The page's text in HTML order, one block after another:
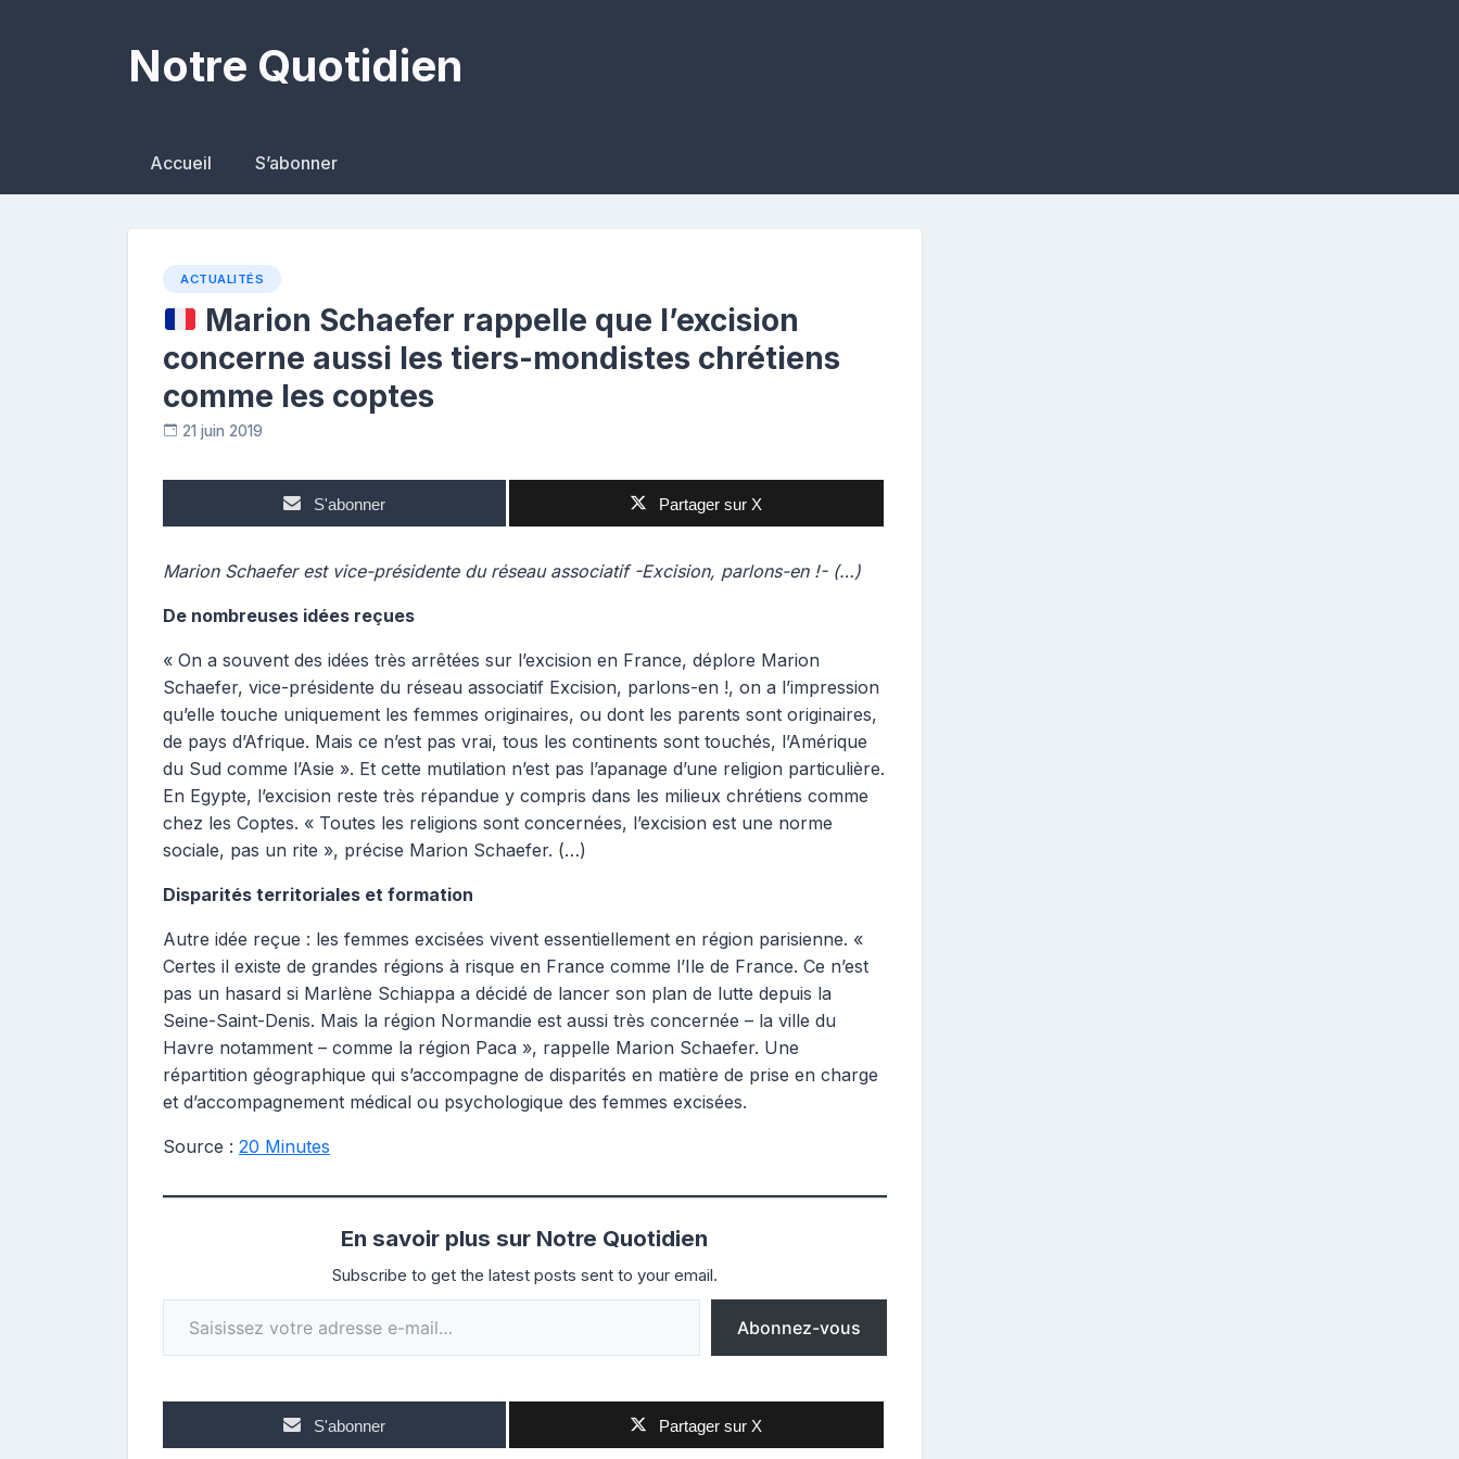
Notre Quotidien
Accueil S’abonner
ACTUALITÉS
Marion Schaefer rappelle que l’excision
concerne aussi les tiers-mondistes chrétiens
comme les coptes
21 juin 2019
o
n
i
u
r
i
S'abonner Partager sur X
Marion Schaefer est vice-présidente du réseau associatif -Excision, parlons-en !- (…)
De nombreuses idées reçues
« On a souvent des idées très arrêtées sur l’excision en France, déplore Marion
Schaefer, vice-présidente du réseau associatif Excision, parlons-en !, on a l’impression
qu’elle touche uniquement les femmes originaires, ou dont les parents sont originaires,
de pays d’Afrique. Mais ce n’est pas vrai, tous les continents sont touchés, l’Amérique
du Sud comme l’Asie ». Et cette mutilation n’est pas l’apanage d’une religion particulière.
En Egypte, l’excision reste très répandue y compris dans les milieux chrétiens comme
chez les Coptes. « Toutes les religions sont concernées, l’excision est une norme
sociale, pas un rite », précise Marion Schaefer. (…)
Disparités territoriales et formation
Autre idée reçue : les femmes excisées vivent essentiellement en région parisienne. «
Certes il existe de grandes régions à risque en France comme l’Ile de France. Ce n’est
pas un hasard si Marlène Schiappa a décidé de lancer son plan de lutte depuis la
Seine-Saint-Denis. Mais la région Normandie est aussi très concernée – la ville du
Havre notamment – comme la région Paca », rappelle Marion Schaefer. Une
répartition géographique qui s’accompagne de disparités en matière de prise en charge
et d’accompagnement médical ou psychologique des femmes excisées.
Source : 20 Minutes
En savoir plus sur Notre Quotidien
Subscribe to get the latest posts sent to your email.
Saisissez votre adresse e-mail…
Abonnez-vous
S'abonner Partager sur X